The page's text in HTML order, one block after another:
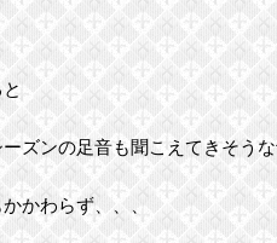
ズンの足音も聞こえてきそうな
かわらず、、、